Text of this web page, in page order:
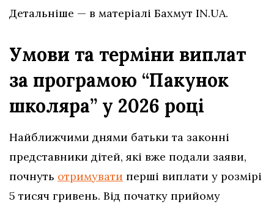
Детальніше — в матеріалі Бахмут IN.UA.
Умови та терміни виплат
за програмою “Пакунок
школяра” у 2026 році
Найближчими днями батьки та законні
представники дітей, які вже подали заяви,
почнуть отримувати перші виплати у розмірі
5 тисяч гривень. Від початку прийому